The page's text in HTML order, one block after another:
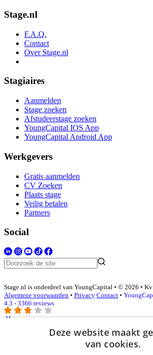
Stage.nl
F.A.Q.
Contact
Over Stage.nl
Stagiaires
Aanmelden
Stage zoeken
Afstudeerstage zoeken
YoungCapital IOS App
YoungCapital Android App
Werkgevers
Gratis aanmelden
CV Zoeken
Plaats stage
Veilig betalen
Partners
Social
Stage.nl is onderdeel van YoungCapital • © 2026 •
Algemene voorwaarden • Privacy Contact •
4.3 - 3366 reviews
Inloggen als bedrijf
Deze website maakt
van cookies.